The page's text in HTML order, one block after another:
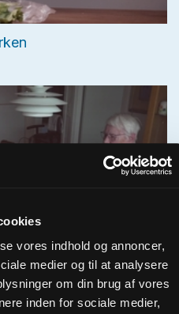
vores indhold og annoncer,
medier og til at analysere
om din brug af vores
inden for sociale medier,
Forskel